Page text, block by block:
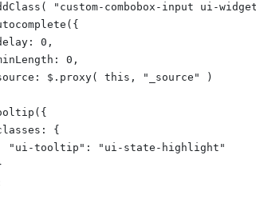
"custom-combobox-input ui-
0,
0,
$.proxy( this, "_source" )
{
"ui-tooltip": "ui-state-highlight"